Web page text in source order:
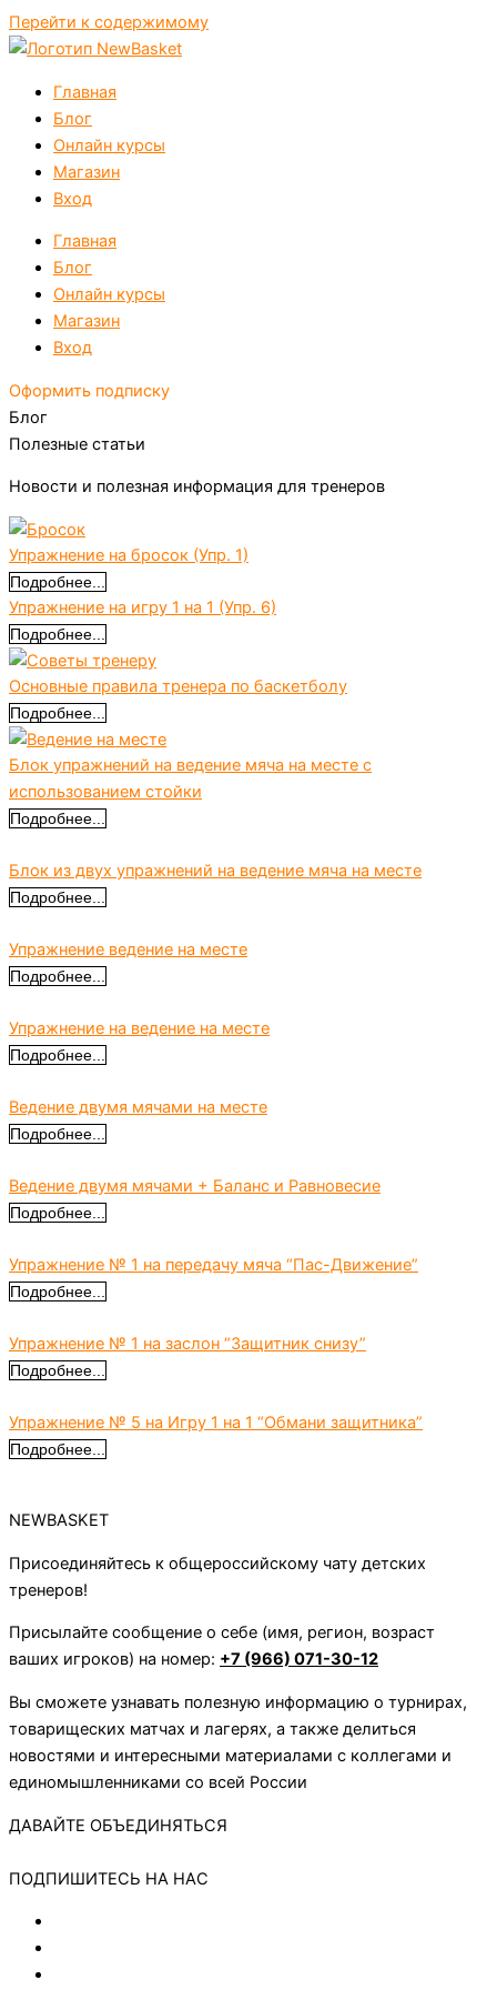
Перейти к содержимому
Главная
Блог
Онлайн курсы
Магазин
Вход
Главная
Блог
Онлайн курсы
Магазин
Вход
Оформить подписку
Блог
Полезные статьи
Новости и полезная информация для тренеров
Упражнение на бросок (Упр. 1)
Подробнее...
Упражнение на игру 1 на 1 (Упр. 6)
Подробнее...
Основные правила тренера по баскетболу
Подробнее...
Блок упражнений на ведение мяча на месте с
использованием стойки
Подробнее...
Блок из двух упражнений на ведение мяча на месте
Подробнее...
Упражнение ведение на месте
Подробнее...
Упражнение на ведение на месте
Подробнее...
Ведение двумя мячами на месте
Подробнее...
Ведение двумя мячами + Баланс и Равновесие
Подробнее...
Упражнение № 1 на передачу мяча “Пас-Движение”
Подробнее...
Упражнение № 1 на заслон “Защитник снизу”
Подробнее...
Упражнение № 5 на Игру 1 на 1 “Обмани защитника”
Подробнее...
NEWBASKET
Присоединяйтесь к общероссийскому чату детских
тренеров!
Присылайте сообщение о себе (имя, регион, возраст
ваших игроков) на номер: +7 (966) 071-30-12
Вы сможете узнавать полезную информацию о турнирах,
товарищеских матчах и лагерях, а также делиться
новостями и интересными материалами с коллегами и
единомышленниками со всей России
ДАВАЙТЕ ОБЪЕДИНЯТЬСЯ
ПОДПИШИТЕСЬ НА НАС